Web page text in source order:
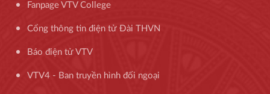
Fanpage VTV College
Cổng thông tin điện tử Đài THVN
Báo điện tử VTV
VTV4 - Ban truyền hình đối ngoại